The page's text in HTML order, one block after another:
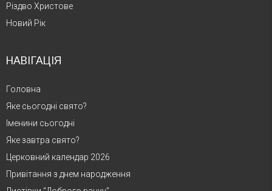
Різдво Христове
Новий Рік
НАВІГАЦІЯ
Головна
Яке сьогодні свято?
Іменини сьогодні
Яке завтра свято?
Церковний календар 2026
Привітання з днем народження